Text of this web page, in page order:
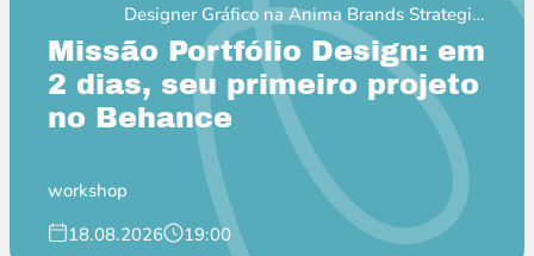
Designer Gráfico na Anima Brands Strategic
Soulful Design
Missão Portfólio Design: em
2 dias, seu primeiro projeto
no Behance
workshop
18.08.2026
19:00